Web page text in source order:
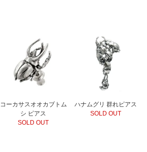
コーカサスオオカブトム
シ ピアス
SOLD OUT
ハナムグリ 群れピアス
SOLD OUT